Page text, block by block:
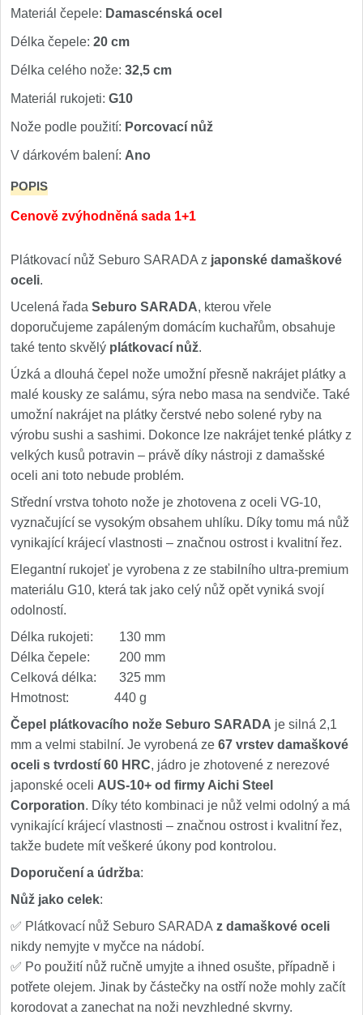
Materiál čepele: Damascénská ocel
Délka čepele: 20 cm
Délka celého nože: 32,5 cm
Materiál rukojeti: G10
Nože podle použití: Porcovací nůž
V dárkovém balení: Ano
POPIS
Cenově zvýhodněná sada 1+1
Plátkovací nůž Seburo SARADA z japonské damaškové
oceli.
Ucelená řada Seburo SARADA, kterou vřele
doporučujeme zapáleným domácím kuchařům, obsahuje
také tento skvělý plátkovací nůž.
Úzká a dlouhá čepel nože umožní přesně nakrájet plátky a
malé kousky ze salámu, sýra nebo masa na sendviče. Také
umožní nakrájet na plátky čerstvé nebo solené ryby na
výrobu sushi a sashimi. Dokonce lze nakrájet tenké plátky z
velkých kusů potravin – právě díky nástroji z damašské
oceli ani toto nebude problém.
Střední vrstva tohoto nože je zhotovena z oceli VG-10,
vyznačující se vysokým obsahem uhlíku. Díky tomu má nůž
vynikající krájecí vlastnosti – značnou ostrost i kvalitní řez.
Elegantní rukojeť je vyrobena z ze stabilního ultra-premium
materiálu G10, která tak jako celý nůž opět vyniká svojí
odolností.
Délka rukojeti: 130 mm
Délka čepele: 200 mm
Celková délka: 325 mm
Hmotnost: 440 g
Čepel plátkovacího nože Seburo SARADA je silná 2,1
mm a velmi stabilní. Je vyrobená ze 67 vrstev damaškové
oceli s tvrdostí 60 HRC, jádro je zhotovené z nerezové
japonské oceli AUS-10+ od firmy Aichi Steel
Corporation. Díky této kombinaci je nůž velmi odolný a má
vynikající krájecí vlastnosti – značnou ostrost i kvalitní řez,
takže budete mít veškeré úkony pod kontrolou.
Doporučení a údržba:
Nůž jako celek:
✅ Plátkovací nůž Seburo SARADA z damaškové oceli
nikdy nemyjte v myčce na nádobí.
✅ Po použití nůž ručně umyjte a ihned osušte, případně i
potřete olejem. Jinak by částečky na ostří nože mohly začít
korodovat a zanechat na noži nevzhledné skvrny.